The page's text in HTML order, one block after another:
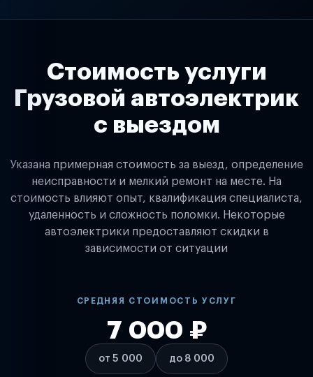
Стоимость услуги
Грузовой автоэлектрик
с выездом
Указана примерная стоимость за выезд, определение
неисправности и мелкий ремонт на месте. На
стоимость влияют опыт, квалификация специалиста,
удаленность и сложность поломки. Некоторые
автоэлектрики предоставляют скидки в
зависимости от ситуации
СРЕДНЯЯ СТОИМОСТЬ УСЛУГ
от 5 000
7 000 ₽
до 8 000